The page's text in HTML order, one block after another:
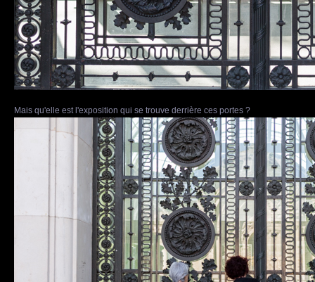
Mais qu'elle est l'exposition qui se trouve derrière ces portes ?